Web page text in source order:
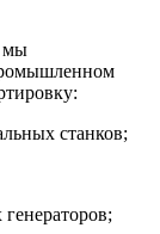
мы
станков;